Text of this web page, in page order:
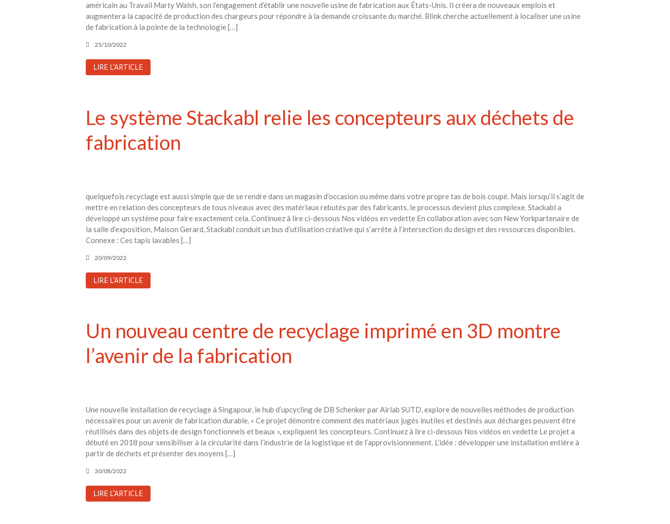
américain au Travail Marty Walsh, son l’engagement d’établir une nouvelle usine de fabrication aux États-Unis. Il créera de nouveaux emplois et
augmentera la capacité de production des chargeurs pour répondre à la demande croissante du marché. Blink cherche actuellement à localiser une usine
de fabrication à la pointe de la technologie […]
25/10/2022
LIRE L'ARTICLE
Le système Stackabl relie les concepteurs aux déchets de
fabrication
quelquefois recyclage est aussi simple que de se rendre dans un magasin d’occasion ou même dans votre propre tas de bois coupé. Mais lorsqu’il s’agit de
mettre en relation des concepteurs de tous niveaux avec des matériaux rebutés par des fabricants, le processus devient plus complexe. Stackabl a
développé un système pour faire exactement cela. Continuez à lire ci-dessous Nos vidéos en vedette En collaboration avec son New Yorkpartenaire de
la salle d’exposition, Maison Gerard, Stackabl conduit un bus d’utilisation créative qui s’arrête à l’intersection du design et des ressources disponibles.
Connexe : Ces tapis lavables […]
20/09/2022
LIRE L'ARTICLE
Un nouveau centre de recyclage imprimé en 3D montre
l’avenir de la fabrication
Une nouvelle installation de recyclage à Singapour, le hub d’upcycling de DB Schenker par Airlab SUTD, explore de nouvelles méthodes de production
nécessaires pour un avenir de fabrication durable. « Ce projet démontre comment des matériaux jugés inutiles et destinés aux décharges peuvent être
réutilisés dans des objets de design fonctionnels et beaux », expliquent les concepteurs. Continuez à lire ci-dessous Nos vidéos en vedette Le projet a
débuté en 2018 pour sensibiliser à la circularité dans l’industrie de la logistique et de l’approvisionnement. L’idée : développer une installation entière à
partir de déchets et présenter des moyens […]
30/08/2022
LIRE L'ARTICLE